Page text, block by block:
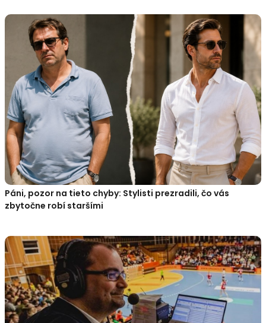
Páni, pozor na tieto chyby: Stylisti prezradili, čo vás
zbytočne robí staršími